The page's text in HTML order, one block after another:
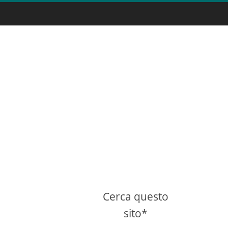
Cerca questo
sito*